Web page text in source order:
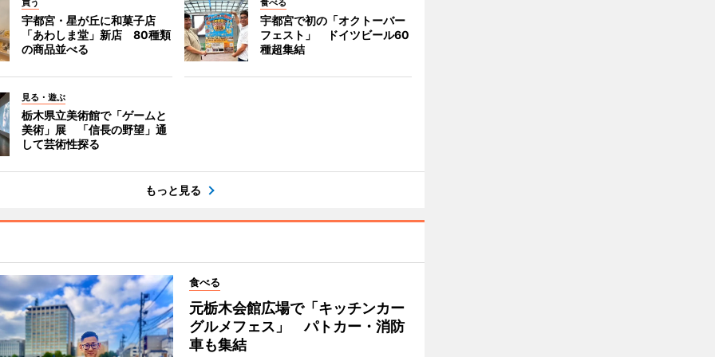
宇都宮・星が丘に和菓子店
「あわしま堂」新店 80種類
の商品並べる
宇都宮で初の「オクトーバー
フェスト」 ドイツビール60
種超集結
見る・遊ぶ
栃木県立美術館で「ゲームと
美術」展 「信長の野望」通
して芸術性探る
もっと見る
食べる
元栃木会館広場で「キッチンカー
グルメフェス」 パトカー・消防
車も集結